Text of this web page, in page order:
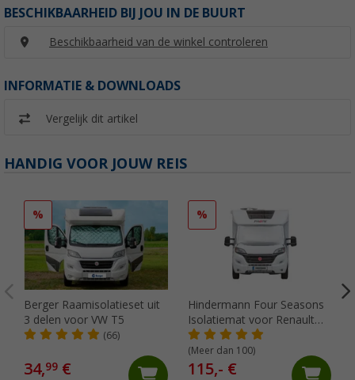
BESCHIKBAARHEID BIJ JOU IN DE BUURT
Beschikbaarheid van de winkel controleren
INFORMATIE & DOWNLOADS
Vergelijk dit artikel
HANDIG VOOR JOUW REIS
%
Berger Raamisolatieset uit
3 delen voor VW T5
(66)
34,99 €
%
Hindermann Four Seasons
Isolatiemat voor Renault
Master II 2002 tot 2010
(Meer dan 100)
115,- €